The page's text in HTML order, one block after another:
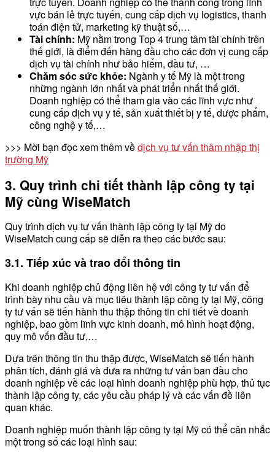
vực bán lẻ trực tuyến, cung cấp dịch vụ logistics, thanh
toán điện tử, marketing kỹ thuật số,…
Tài chính: Mỹ nằm trong Top 4 trung tâm tài chính trên
thế giới, là điểm đến hàng đầu cho các đơn vị cung cấp
dịch vụ tài chính như bảo hiểm, đầu tư, …
Chăm sóc sức khỏe: Ngành y tế Mỹ là một trong
những ngành lớn nhất và phát triển nhất thế giới.
Doanh nghiệp có thể tham gia vào các lĩnh vực như
cung cấp dịch vụ y tế, sản xuất thiết bị y tế, dược phẩm,
công nghệ y tế,…
>>> Mời bạn đọc xem thêm vềdịch vụ tư vấn thâm nhập thị
trường Mỹ
3. Quy trình chi tiết thành lập công ty tại
Mỹ cùng WiseMatch
Quy trình dịch vụ tư vấn thành lập công ty tại Mỹ do
WiseMatch cung cấp sẽ diễn ra theo các bước sau:
3.1. Tiếp xúc và trao đổi thông tin
Khi doanh nghiệp chủ động liên hệ với công ty tư vấn để
trình bày nhu cầu và mục tiêu thành lập công ty tại Mỹ, công
ty tư vấn sẽ tiến hành thu thập thông tin chi tiết về doanh
nghiệp, bao gồm lĩnh vực kinh doanh, mô hình hoạt động,
quy mô vốn đầu tư,…
Dựa trên thông tin thu thập được, WiseMatch sẽ tiến hành
phân tích, đánh giá và đưa ra những tư vấn ban đầu cho
doanh nghiệp về các loại hình doanh nghiệp phù hợp, thủ tục
thành lập công ty, các yêu cầu pháp lý và các vấn đề liên
quan khác.
Doanh nghiệp muốn thành lập công ty tại Mỹ có thể cân nhắc
một trong số các loại hình sau: